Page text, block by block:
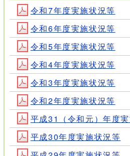
令和7年度実施状況等
令和6年度実施状況等
令和5年度実施状況等
令和4年度実施状況等
令和3年度実施状況等
令和2年度実施状況等
平成31（令和元）年度
平成30年度実施状況等